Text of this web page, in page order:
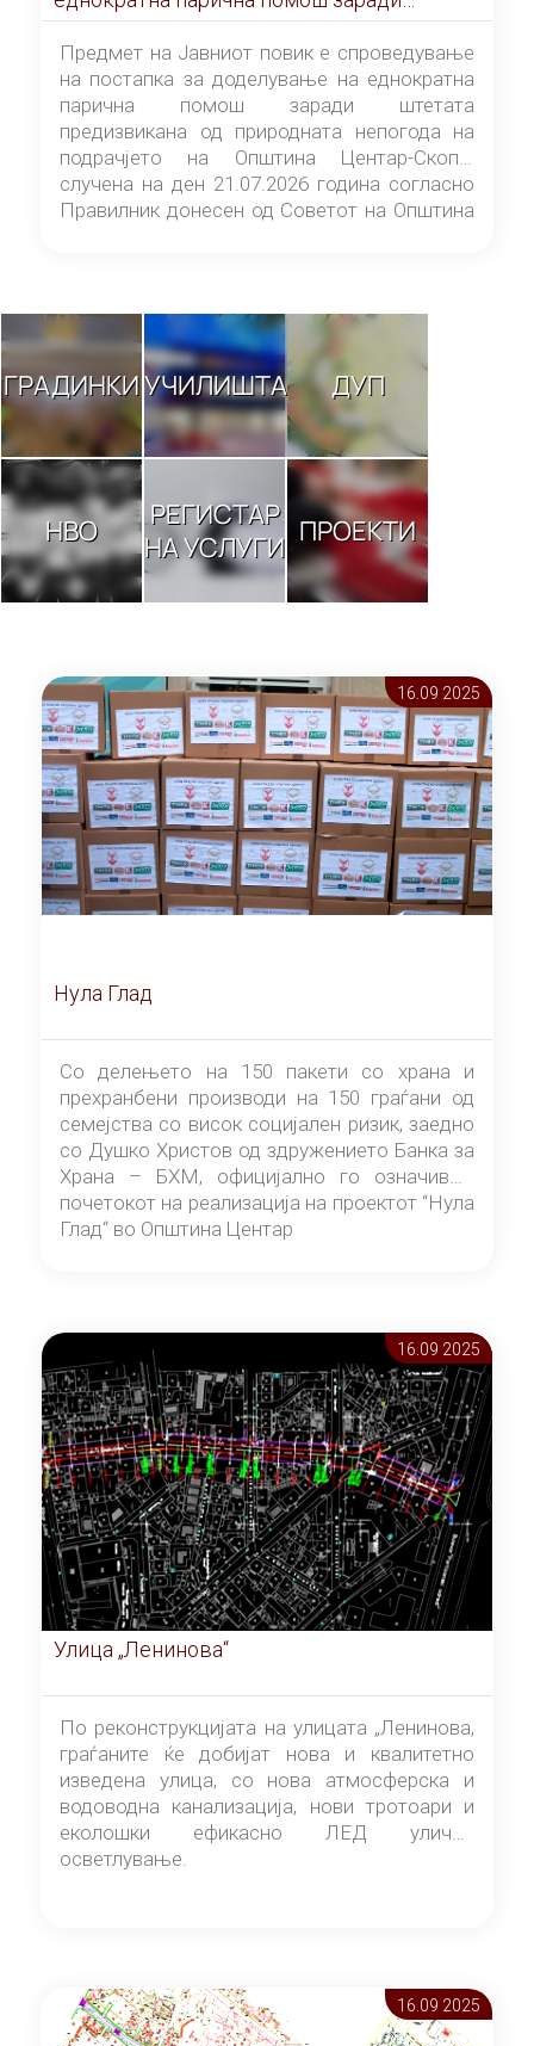
штетата предизвикана од природната
непогода на подрачјето на Општина
Центар-Скопје случена на ден 21.07.2026
година
Предмет на Јавниот повик е спроведување
на постапка за доделување на еднократна
парична помош заради штетата
предизвикана од природната непогода на
подрачјето на Општина Центар-Скопје
случена на ден 21.07.2026 година согласно
Правилник донесен од Советот на Општина
ГРАДИНКИУЧИЛИШТА ДУП
НВО
РЕГИСТАР
НА УСЛУГИ ПРОЕКТИ
16.09 2025
Нула Глад
Со делењето на 150 пакети со храна и
прехранбени производи на 150 граѓани од
семејства со висок социјален ризик, заедно
со Душко Христов од здружението Банка за
Храна – БХМ, официјално го означивме
почетокот на реализација на проектот “Нула
Глад“ во Општина Центар
16.09 2025
Улица „Ленинова“
По реконструкцијата на улицата „Ленинова,
граѓаните ќе добијат нова и квалитетно
изведена улица, со нова атмосферска и
водоводна канализација, нови тротоари и
еколошки ефикасно ЛЕД улично
осветлување.
16.09 2025